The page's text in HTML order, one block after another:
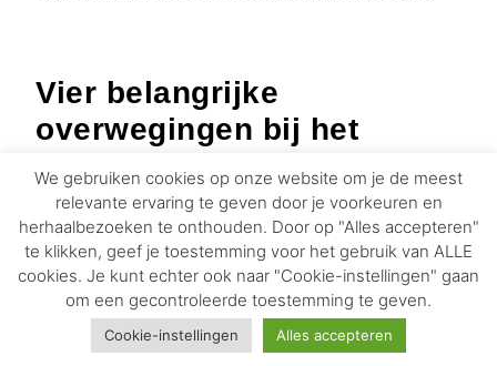
Vier belangrijke
overwegingen bij het
combineren van HAKOMI
en psychedelica
We gebruiken cookies op onze website om je de meest
relevante ervaring te geven door je voorkeuren en
herhaalbezoeken te onthouden. Door op "Alles accepteren"
te klikken, geef je toestemming voor het gebruik van ALLE
cookies. Je kunt echter ook naar "Cookie-instellingen" gaan
om een gecontroleerde toestemming te geven.
Cookie-instellingen Alles accepteren